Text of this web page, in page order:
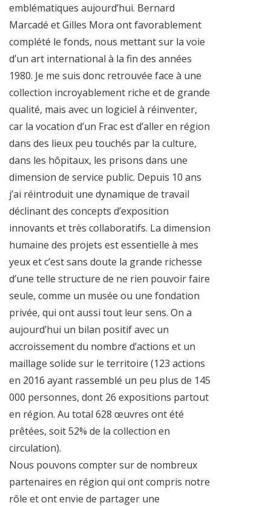
emblématiques aujourd’hui. Bernard
Marcadé et Gilles Mora ont favorablement
complété le fonds, nous mettant sur la voie
d’un art international à la fin des années
1980. Je me suis donc retrouvée face à une
collection incroyablement riche et de grande
qualité, mais avec un logiciel à réinventer,
car la vocation d’un Frac est d’aller en région
dans des lieux peu touchés par la culture,
dans les hôpitaux, les prisons dans une
dimension de service public. Depuis 10 ans
j’ai réintroduit une dynamique de travail
déclinant des concepts d’exposition
innovants et très collaboratifs. La dimension
humaine des projets est essentielle à mes
yeux et c’est sans doute la grande richesse
d’une telle structure de ne rien pouvoir faire
seule, comme un musée ou une fondation
privée, qui ont aussi tout leur sens. On a
aujourd’hui un bilan positif avec un
accroissement du nombre d’actions et un
maillage solide sur le territoire (123 actions
en 2016 ayant rassemblé un peu plus de 145
000 personnes, dont 26 expositions partout
en région. Au total 628 œuvres ont été
prêtées, soit 52% de la collection en
circulation).
Nous pouvons compter sur de nombreux
partenaires en région qui ont compris notre
rôle et ont envie de partager une